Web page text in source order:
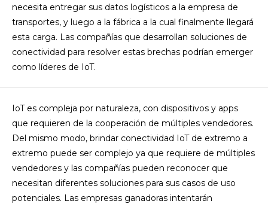
necesita entregar sus datos logísticos a la empresa de
transportes, y luego a la fábrica a la cual finalmente llegará
esta carga. Las compañías que desarrollan soluciones de
conectividad para resolver estas brechas podrían emerger
como líderes de IoT.
IoT es compleja por naturaleza, con dispositivos y apps
que requieren de la cooperación de múltiples vendedores.
Del mismo modo, brindar conectividad IoT de extremo a
extremo puede ser complejo ya que requiere de múltiples
vendedores y las compañías pueden reconocer que
necesitan diferentes soluciones para sus casos de uso
potenciales. Las empresas ganadoras intentarán